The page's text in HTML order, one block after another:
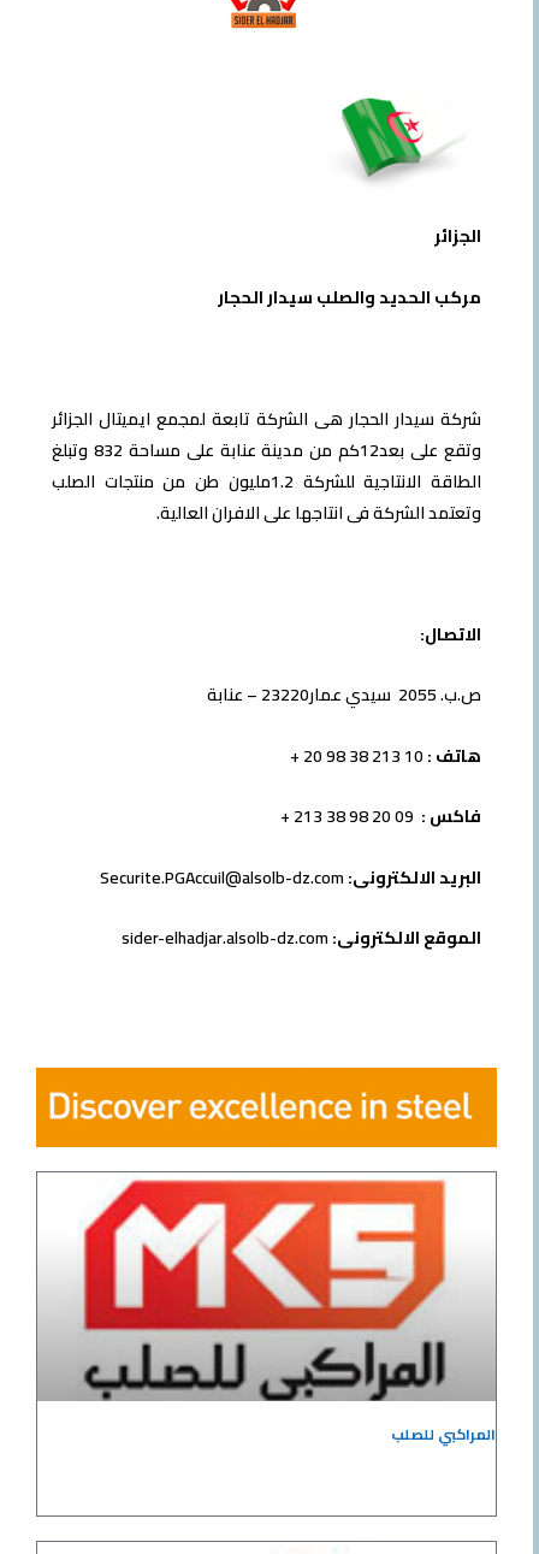
الجزائر
مركب الحديد والصلب سيدار الحجار
شركة سيدار الحجار هى الشركة تابعة لمجمع ايميتال الجزائر
وتقع على بعد12كم من مدينة عنابة على مساحة 832 وتبلغ
الطاقة الانتاجية للشركة 1.2مليون طن من منتجات الصلب
وتعتمد الشركة فى انتاجها على الافران العالية.
الاتصال:
ص.ب. 2055 سيدي عمار23220 – عنابة
هاتف :
فاكس :
البريد الالكترونى:Securite.PGAccuil@alsolb-dz.com
الموقع الالكترونى:sider-elhadjar.alsolb-dz.com
المراكبي للصلب